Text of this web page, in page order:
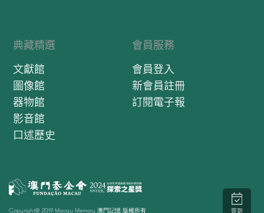
典藏精選
文獻館
圖像館
器物館
影音館
口述歷史
會員服務
會員登入
新會員註冊
訂閱電子報
Copyright© 2019 Macau Memory 澳門記憶 版權所有 簽到